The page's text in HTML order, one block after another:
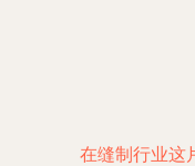
在缝制行业这